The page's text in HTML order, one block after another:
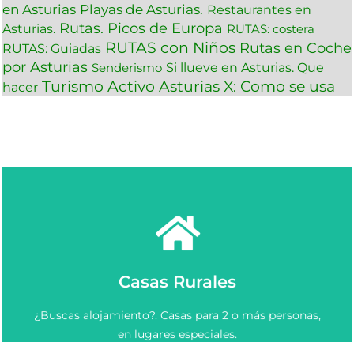
en Asturias Playas de Asturias. Restaurantes en
Asturias. Rutas. Picos de Europa RUTAS: costera
RUTAS: Guiadas RUTAS con Niños Rutas en Coche
por Asturias Senderismo Si llueve en Asturias. Que
hacer Turismo Activo Asturias X: Como se usa
Casas Rurales
¿Buscas alojamiento?. Casas para 2 o más personas,
en lugares especiales.
Casas Rurales en Asturias
Elige y Reserva una casa rural en Asturias.
Ver más